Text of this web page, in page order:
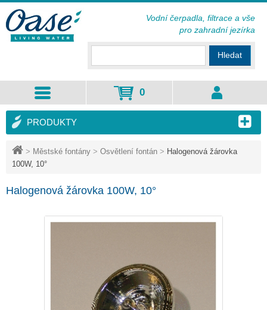
> Městské fontány > Osvětlení fontán > Halogenová žárovka
100W, 10°
Halogenová žárovka 100W, 10°
PRODUKTY
Hledat
0
Vodní čerpadla, filtrace a vše
pro zahradní jezírka